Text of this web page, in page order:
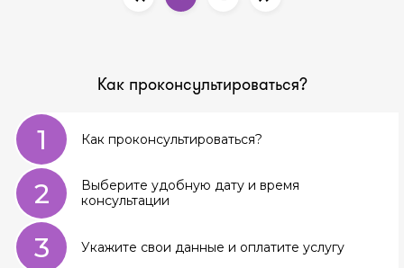
Как проконсультироваться?
1 Как проконсультироваться?
2
Выберите удобную дату и время
консультации
3 Укажите свои данные и оплатите услугу